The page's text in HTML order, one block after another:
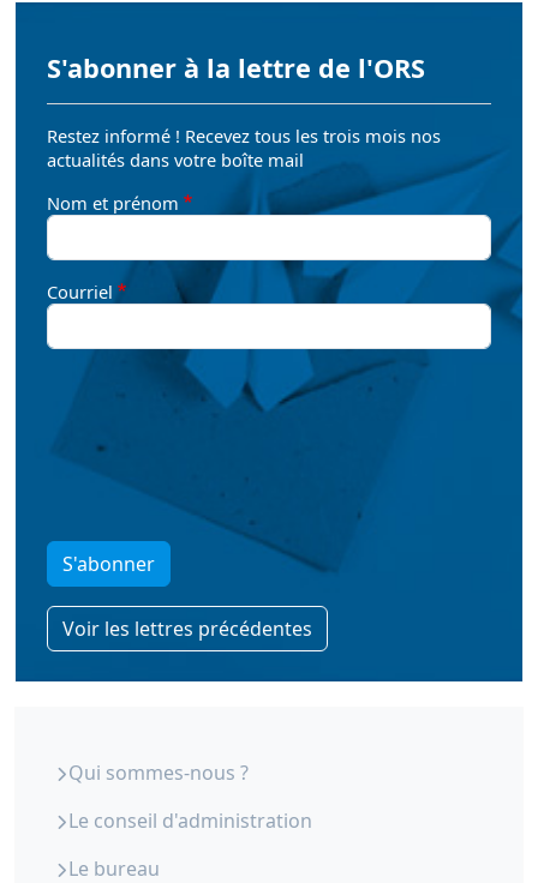
S'abonner à la lettre de l'ORS
Restez informé ! Recevez tous les trois mois nos
actualités dans votre boîte mail
Nom et prénom
Courriel
S'abonner
Voir les lettres précédentes
Qui sommes-nous ?
Le conseil d'administration
Le bureau